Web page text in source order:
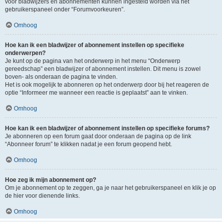
voor bladwijzers en abonnementen kunnen ingesteld worden via het
gebruikerspaneel onder “Forumvoorkeuren”.
Omhoog
Hoe kan ik een bladwijzer of abonnement instellen op specifieke
onderwerpen?
Je kunt op de pagina van het onderwerp in het menu “Onderwerp
gereedschap” een bladwijzer of abonnement instellen. Dit menu is zowel
boven- als onderaan de pagina te vinden.
Het is ook mogelijk te abonneren op het onderwerp door bij het reageren de
optie “Informeer me wanneer een reactie is geplaatst” aan te vinken.
Omhoog
Hoe kan ik een bladwijzer of abonnement instellen op specifieke forums?
Je abonneren op een forum gaat door onderaan de pagina op de link
“Abonneer forum” te klikken nadat je een forum geopend hebt.
Omhoog
Hoe zeg ik mijn abonnement op?
Om je abonnement op te zeggen, ga je naar het gebruikerspaneel en klik je op
de hier voor dienende links.
Omhoog